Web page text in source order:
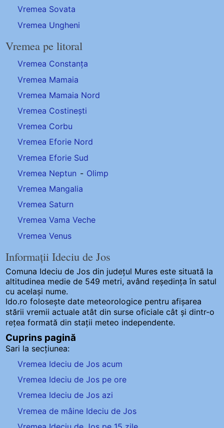
Vremea Sovata
Vremea Ungheni
Vremea pe litoral
Vremea Constanța
Vremea Mamaia
Vremea Mamaia Nord
Vremea Costinești
Vremea Corbu
Vremea Eforie Nord
Vremea Eforie Sud
Vremea Neptun - Olimp
Vremea Mangalia
Vremea Saturn
Vremea Vama Veche
Vremea Venus
Informații Ideciu de Jos
Comuna Ideciu de Jos din județul Mures este situată la
altitudinea medie de 549 metri, având reședința în satul
cu același nume.
Ido.ro folosește date meteorologice pentru afișarea
stării vremii actuale atât din surse oficiale cât și dintr-o
rețea formată din stații meteo independente.
Cuprins pagină
Sari la secțiunea:
Vremea Ideciu de Jos acum
Vremea Ideciu de Jos pe ore
Vremea Ideciu de Jos azi
Vremea de mâine Ideciu de Jos